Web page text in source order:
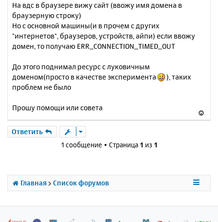
На вдс в браузере вижу сайт (ввожу имя домена в
браузерную строку)
Но с основной машины(и в прочем с других
"интернетов", браузеров, устройств, айпи) если ввожу
домен, то получаю ERR_CONNECTION_TIMED_OUT
До этого поднимал ресурс с луковичным
доменом(просто в качестве эксперимента
), таких
проблем не было
Прошу помощи или совета
е
с
н
Ответить
1 сообщение • Страница 1 из 1
Главная Список форумов